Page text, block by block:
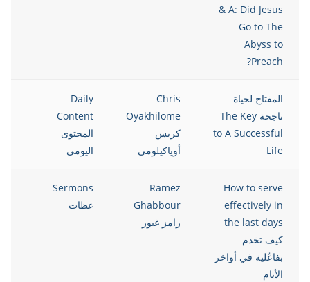
& A: Did Jesus
Go to The
Abyss to
Preach?
المفتاح لحياة
ناجحة The Key
to A Successful
Life
Chris
Oyakhilome
كريس
أوياكيلومي
Daily
Content
المحتوى
اليومي
How to serve
effectively in
the last days
كيف تخدم
بفاعّلية في أواخر
الأيام
Ramez
Ghabbour
رامز غبور
Sermons
عظات